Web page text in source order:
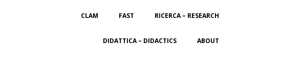
CLAM FAST RICERCA – RESEARCH
DIDATTICA – DIDACTICS ABOUT